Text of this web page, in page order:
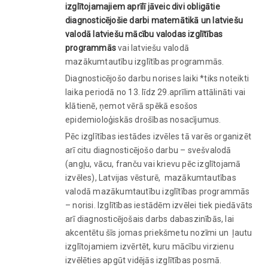
izglītojamajiem aprīlī jāveic divi obligātie
diagnosticējošie darbi matemātikā un latviešu
valodā latviešu mācību valodas izglītības
programmāsvai latviešu valodā
mazākumtautību izglītības programmās.
Diagnosticējošo darbu norises laiki *tiks noteikti
laika periodā no 13. līdz 29.aprīlim attālināti vai
klātienē, ņemot vērā spēkā esošos
epidemioloģiskās drošības nosacījumus.
Pēc izglītības iestādes izvēles tā varēs organizēt
arī citu diagnosticējošo darbu – svešvalodā
(angļu, vācu, franču vai krievu pēc izglītojamā
izvēles), Latvijas vēsturē, mazākumtautības
valodā mazākumtautību izglītības programmās
– norisi. Izglītības iestādēm izvēlei tiek piedāvāts
arī diagnosticējošais darbs dabaszinībās, lai
akcentētu šīs jomas priekšmetu nozīmi un ļautu
izglītojamiem izvērtēt, kuru mācību virzienu
izvēlēties apgūt vidējās izglītības posmā.